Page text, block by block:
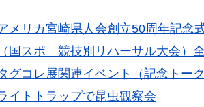
メリカ宮崎県人会創立50周年記念
（国スポ 競技別リハーサル大会）
グコレ展関連イベント（記念トー
イトトラップで昆虫観察会